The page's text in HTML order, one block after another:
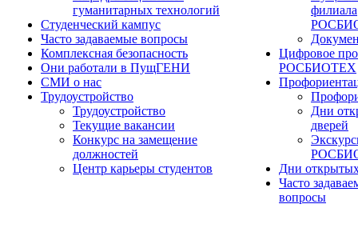
гуманитарных технологий
Студенческий кампус
Часто задаваемые вопросы
Комплексная безопасность
Они работали в ПущГЕНИ
СМИ о нас
Трудоустройство
Трудоустройство
Текущие вакансии
Конкурс на замещение
должностей
Центр карьеры студентов
филиала
Цифровое
РОСБИОТЕХ
Дни
дверей
Дни
Часто
вопросы